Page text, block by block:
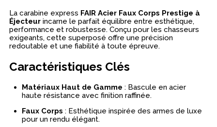
La carabine express FAIR Acier Faux Corps Prestige à
Éjecteur incarne le parfait équilibre entre esthétique,
performance et robustesse. Conçu pour les chasseurs
exigeants, cette superposé offre une précision
redoutable et une fiabilité à toute épreuve.
Caractéristiques Clés
Matériaux Haut de Gamme : Bascule en acier
haute résistance avec finition raffinée.
Faux Corps : Esthétique inspirée des armes de luxe
pour un rendu élégant.